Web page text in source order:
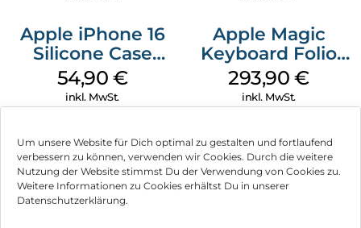
Um unsere Website für Dich optimal zu gestalten und fortlaufend
verbessern zu können, verwenden wir Cookies. Durch die weitere
Nutzung der Website stimmst Du der Verwendung von Cookies zu.
Weitere Informationen zu Cookies erhältst Du in unserer
Datenschutzerklärung.
Apple iPhone 16
Silicone Case
MagSafe Lake
Green
54,90 €
inkl. MwSt.
Apple Magic
Keyboard Folio
iPad 10.9″ (10.Gen.)
Weiß
293,90€
inkl. MwSt.
Impressum